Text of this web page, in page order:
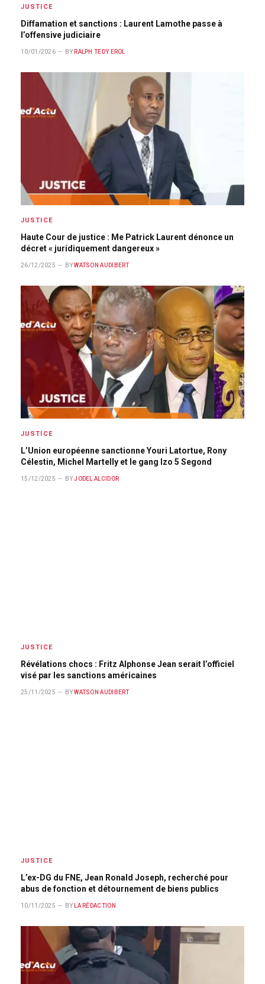
JUSTICE
Diffamation et sanctions : Laurent Lamothe passe à
l’offensive judiciaire
10/01/2026 BY RALPH TEDY EROL
JUSTICE
Haute Cour de justice : Me Patrick Laurent dénonce un
décret « juridiquement dangereux »
26/12/2025 BY WATSON AUDIBERT
JUSTICE
L’Union européenne sanctionne Youri Latortue, Rony
Célestin, Michel Martelly et le gang Izo 5 Segond
15/12/2025 BY JODEL ALCIDOR
JUSTICE
Révélations chocs : Fritz Alphonse Jean serait l’officiel
visé par les sanctions américaines
25/11/2025 BY WATSON AUDIBERT
JUSTICE
L’ex-DG du FNE, Jean Ronald Joseph, recherché pour
abus de fonction et détournement de biens publics
10/11/2025 BY LA RÉDACTION